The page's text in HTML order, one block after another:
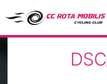
CC